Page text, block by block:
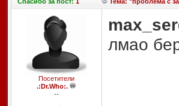
Посетители
.:Dr.Who:.
--
лмао